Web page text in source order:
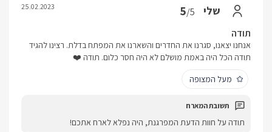
שלי 5/5
25.02.2023
תודה
אנחנו יצאנו, סגרנו את החדרים והשארנו את המפתח בדלת. רצינו להגיד
תודה הכל היה באמת מושלם לא היה חסר כלום. תודה ❤️
מעל המצופה
תודה על חוות הדעת המפרגנת, היה נפלא לארח אתכם!